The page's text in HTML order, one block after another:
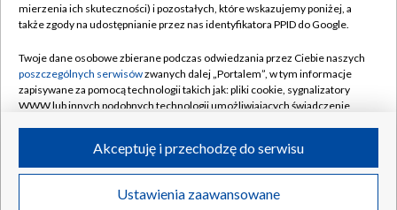
Naziemna Telewizja Cyfrowa
Rada Programowa
System NOS
Informacje o nadawcy
Program dla prasy
Pomoc
Kontakt
Kanały
©2026 Telewizja Polska S.A. w likwidacji
mierzenia ich skuteczności) i pozostałych, które wskazujemy poniżej, a
także zgody na udostępnianie przez nas identyfikatora PPID do Google.
Twoje dane osobowe zbierane podczas odwiedzania przez Ciebie naszych
poszczególnych serwisówzwanych dalej „Portalem”, w tym informacje
zapisywane za pomocą technologii takich jak: pliki cookie, sygnalizatory
WWW lub innych podobnych technologii umożliwiających świadczenie
ruchu w Internecie.
Twoje dane osobowe zbierane podczas odwiedzania przez Ciebie
poszczególnych serwisówna Portalu, takie jak adresy IP, identyfikatory
Ustawienia zaawansowane
Akceptuję i przechodzę do serwisu